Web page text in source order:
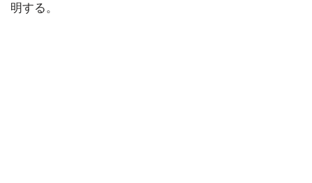
明する。